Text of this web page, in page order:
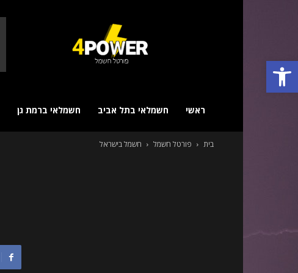
פתח סרגל נגישות
החשמלאים!
ראשי חשמלאי בתל אביב חשמלאי ברמת גן
בית פורטל חשמל חשמל בישראל